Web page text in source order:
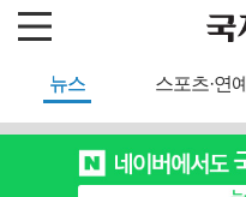
뉴스 스포츠·연예